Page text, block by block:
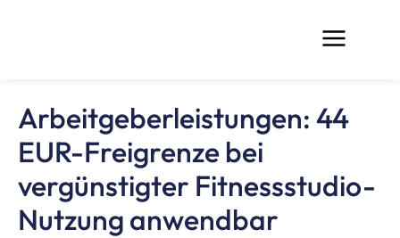
Arbeitgeberleistungen: 44
EUR-Freigrenze bei
vergünstigter Fitnessstudio-
Nutzung anwendbar